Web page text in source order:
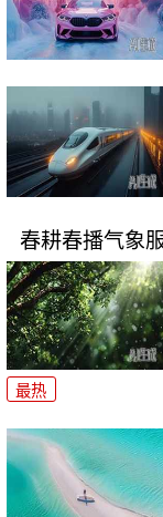
春耕春播气象
最热